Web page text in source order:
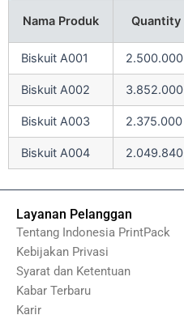
Nama Produk Quantity
Biskuit A001 2.500.000
Biskuit A002 3.852.000
Biskuit A003 2.375.000
Biskuit A004 2.049.840
Layanan Pelanggan
Tentang Indonesia PrintPack
Kebijakan Privasi
Syarat dan Ketentuan
Kabar Terbaru
Karir